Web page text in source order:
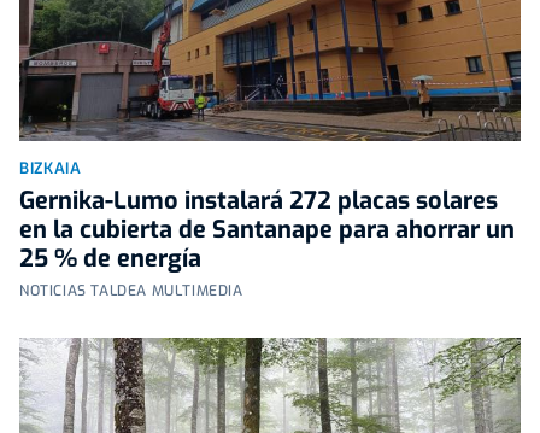
BIZKAIA
Gernika-Lumo instalará 272 placas solares
en la cubierta de Santanape para ahorrar un
25 % de energía
NOTICIAS TALDEA MULTIMEDIA